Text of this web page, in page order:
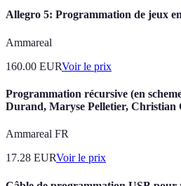
Allegro 5: Programmation de jeux
Ammareal
160.00 EURVoir le prix
Programmation récursive (en
Durand, Maryse Pelletier, Christian
Ammareal FR
17.28 EURVoir le prix